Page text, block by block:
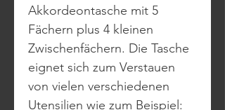
Akkordeontasche mit 5
Fächern plus 4 kleinen
Zwischenfächern. Die Tasche
eignet sich zum Verstauen
von vielen verschiedenen
Utensilien wie zum Beispiel: